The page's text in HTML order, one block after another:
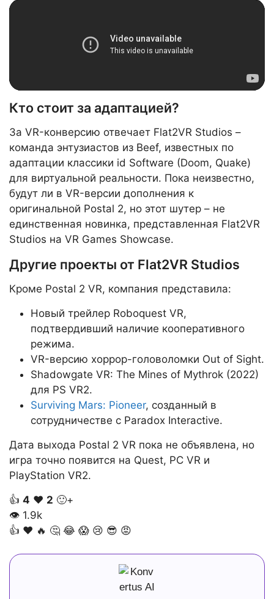
Кто стоит за адаптацией?
За VR-конверсию отвечает Flat2VR Studios –
команда энтузиастов из Beef, известных по
адаптации классики id Software (Doom, Quake)
для виртуальной реальности. Пока неизвестно,
будут ли в VR-версии дополнения к
оригинальной Postal 2, но этот шутер – не
единственная новинка, представленная Flat2VR
Studios на VR Games Showcase.
Другие проекты от Flat2VR Studios
Кроме Postal 2 VR, компания представила:
Новый трейлер Roboquest VR,
подтвердивший наличие кооперативного
режима.
VR-версию хоррор-головоломки Out of Sight.
Shadowgate VR: The Mines of Mythrok (2022)
для PS VR2.
Surviving Mars: Pioneer, созданный в
сотрудничестве с Paradox Interactive.
Дата выхода Postal 2 VR пока не объявлена, но
игра точно появится на Quest, PC VR и
PlayStation VR2.
👍 4 ❤️ 2 🙂+
👁 1.9k
👍 ❤️ 🔥 🤔 😂 😱 😢 😎 😡